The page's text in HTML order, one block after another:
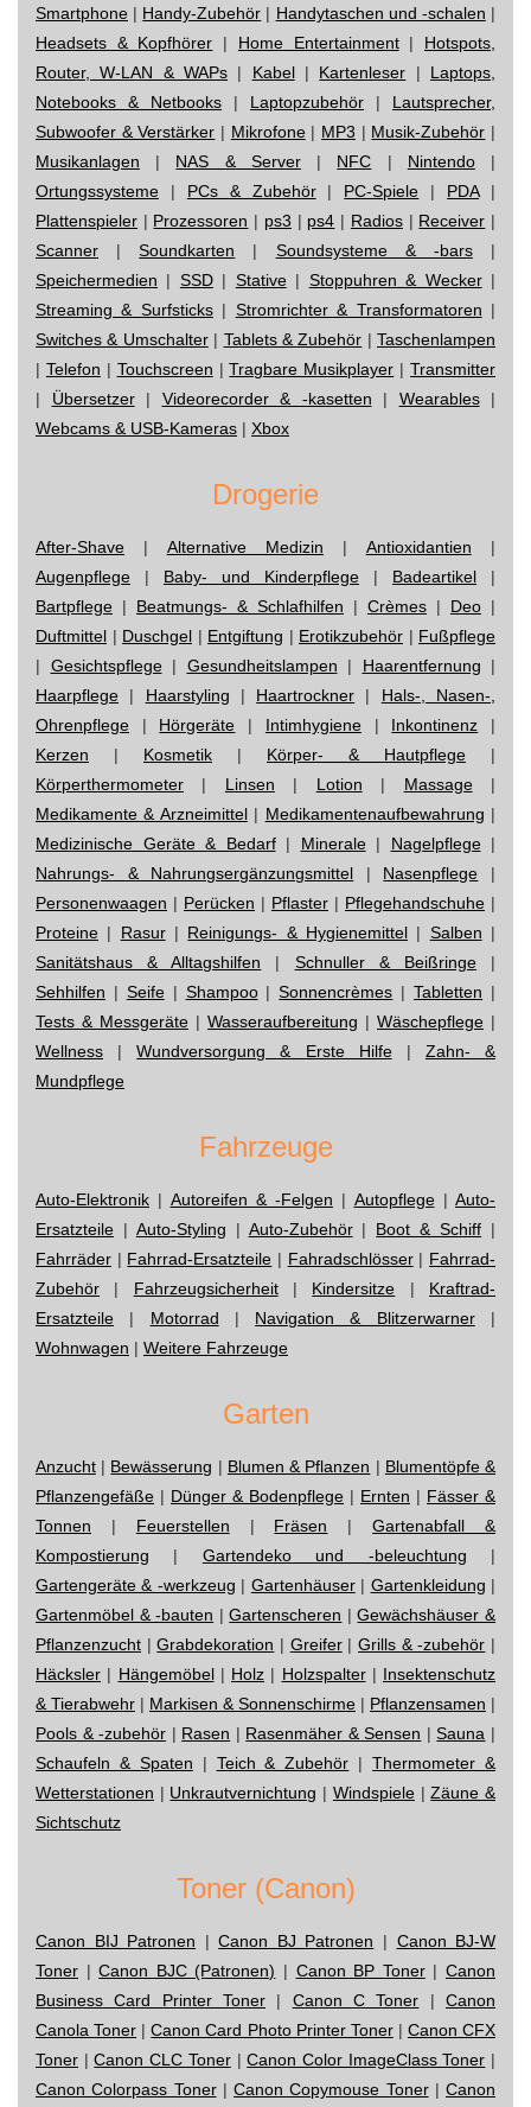
Smartphone | Handy-Zubehör | Handytaschen und -schalen |
Headsets & Kopfhörer | Home Entertainment| Hotspots,
Router, W-LAN & WAPs | Kabel| Kartenleser | Laptops,
Notebooks & Netbooks | Laptopzubehör | Lautsprecher,
Subwoofer & Verstärker | Mikrofone| MP3 | Musik-Zubehör |
Musikanlagen | NAS & Server| NFC | Nintendo|
Ortungssysteme | PCs & Zubehör| PC-Spiele | PDA|
Plattenspieler | Prozessoren | ps3 | ps4 | Radios| Receiver |
Scanner |Soundkarten | Soundsysteme & -bars|
Speichermedien | SSD| Stative| Stoppuhren & Wecker|
Streaming & Surfsticks| Stromrichter & Transformatoren |
Switches & Umschalter| Tablets & Zubehör | Taschenlampen
| Telefon | Touchscreen |Tragbare Musikplayer | Transmitter
| Übersetzer| Videorecorder & -kasetten | Wearables|
Webcams & USB-Kameras | Xbox
Drogerie
After-Shave | Alternative Medizin | Antioxidantien |
Augenpflege | Baby- und Kinderpflege | Badeartikel |
Bartpflege | Beatmungs- & Schlafhilfen | Crèmes | Deo |
Duftmittel | Duschgel | Entgiftung | Erotikzubehör | Fußpflege
| Gesichtspflege| Gesundheitslampen | Haarentfernung |
Haarpflege | Haarstyling | Haartrockner | Hals-, Nasen-,
Ohrenpflege | Hörgeräte | Intimhygiene| Inkontinenz |
Kerzen | Kosmetik | Körper- & Hautpflege |
Körperthermometer | Linsen | Lotion | Massage|
Medikamente & Arzneimittel| Medikamentenaufbewahrung |
Medizinische Geräte & Bedarf| Minerale| Nagelpflege|
Nahrungs- & Nahrungsergänzungsmittel | Nasenpflege |
Personenwaagen | Perücken | Pflaster | Pflegehandschuhe |
Proteine | Rasur| Reinigungs- & Hygienemittel | Salben |
Sanitätshaus & Alltagshilfen | Schnuller & Beißringe|
Sehhilfen | Seife| Shampoo|Sonnencrèmes |Tabletten |
Tests & Messgeräte | Wasseraufbereitung | Wäschepflege |
Wellness |Wundversorgung & Erste Hilfe| Zahn- &
Mundpflege
Fahrzeuge
Auto-Elektronik | Autoreifen & -Felgen | Autopflege| Auto-
Ersatzteile | Auto-Styling | Auto-Zubehör| Boot & Schiff |
Fahrräder | Fahrrad-Ersatzteile | Fahradschlösser| Fahrrad-
Zubehör | Fahrzeugsicherheit| Kindersitze | Kraftrad-
Ersatzteile | Motorrad | Navigation & Blitzerwarner|
Wohnwagen | Weitere Fahrzeuge
Garten
Anzucht | Bewässerung | Blumen & Pflanzen | Blumentöpfe &
Pflanzengefäße | Dünger & Bodenpflege | Ernten | Fässer &
Tonnen | Feuerstellen | Fräsen |Gartenabfall &
Kompostierung | Gartendeko und -beleuchtung |
Gartengeräte & -werkzeug | Gartenhäuser| Gartenkleidung |
Gartenmöbel & -bauten |Gartenscheren |Gewächshäuser &
Pflanzenzucht |Grabdekoration | Greifer|Grills & -zubehör |
Häcksler | Hängemöbel| Holz | Holzspalter| Insektenschutz
& Tierabwehr | Markisen & Sonnenschirme | Pflanzensamen |
Pools & -zubehör | Rasen | Rasenmäher & Sensen |Sauna |
Schaufeln & Spaten | Teich & Zubehör |Thermometer &
Wetterstationen | Unkrautvernichtung | Windspiele|Zäune &
Sichtschutz
Toner (Canon)
Canon BIJ Patronen |Canon BJ Patronen | Canon BJ-W
Toner |Canon BJC (Patronen) | Canon BP Toner|Canon
Business Card Printer Toner | Canon C Toner |Canon
Canola Toner |Canon Card Photo Printer Toner| Canon CFX
Toner |Canon CLC Toner|Canon Color ImageClass Toner |
Canon Colorpass Toner| Canon Copymouse Toner| Canon